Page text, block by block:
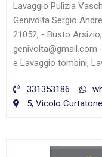
Lavaggio Pulizia
Genivolta Sergio
21052, - Busto
genivolta@gmail.com
e Lavaggio tombini,
331353186
5, Vicolo